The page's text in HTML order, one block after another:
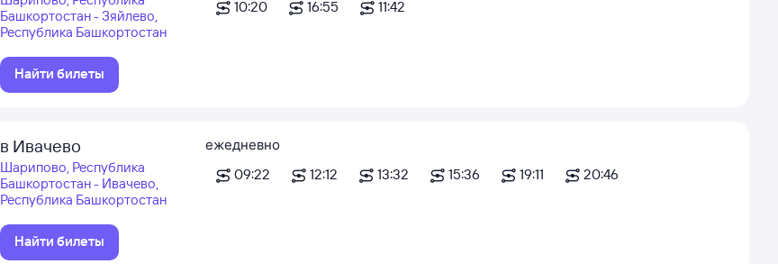
Башкортостан - Зяйлево,
Республика Башкортостан
Найти билеты
10:20
16:55
11:42
в Ивачево
Шарипово, Республика
Башкортостан - Ивачево,
Республика Башкортостан
Найти билеты
ежедневно
09:22
12:12 13:32 15:36 19:11 20:46